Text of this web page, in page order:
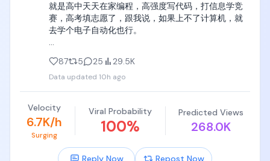
shor算法计算机，直接预付1亿美元，5年内随时交付
都可以。
这家公司一旦开始稳定交付量子shor算法计算机，他
的一定不亚于OpenAI，一定是trillion万亿级别的估
值。
现在最大的问题是，目前的骗局太简单就被我这种人
看破了，完全不会有任何人上当受骗。
就是高中天天在家编程，高强度写代码，打信息学竞
赛，高考填志愿了，跟我说，如果上不了计算机，就
去学个电子自动化也行。
党哥作为一个电子和自动化背景的宝宝，一定要纠正
你们这些高中编程小天才最大的一个误区。
就是说，数电这个东西，本质是boolean algebra，就
是布尔代数，布尔代数这个层级，是design-driven的
东西，很符合直觉，你设计一个寄存器，就像设计一
个二叉树一样，这是符合人类对于功能导向、设计导
87 5 25 29.5K
Data updated 10h ago
Velocity
6.7K/h
Surging
Viral Probability
100%
Predicted Views
268.0K
Reply Now Repost Now